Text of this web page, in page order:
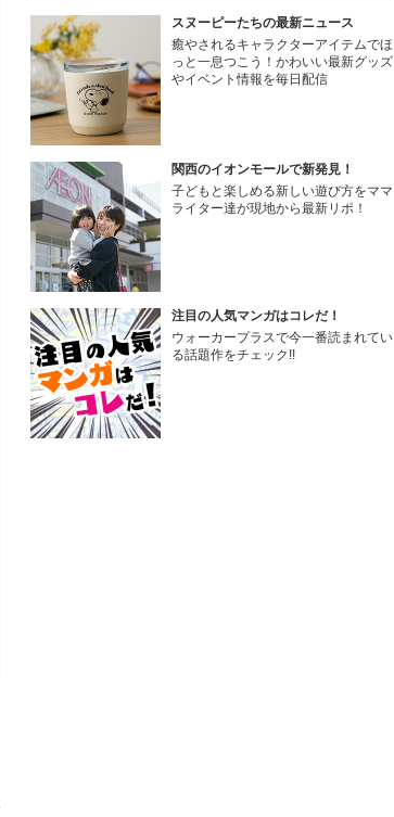
スヌーピーたちの最新ニュース
癒やされるキャラクターアイテムでほ
っと一息つこう！かわいい最新グッズ
やイベント情報を毎日配信
関西のイオンモールで新発見！
子どもと楽しめる新しい遊び方をママ
ライター達が現地から最新リポ！
注目の人気マンガはコレだ！
ウォーカープラスで今一番読まれてい
る話題作をチェック!!